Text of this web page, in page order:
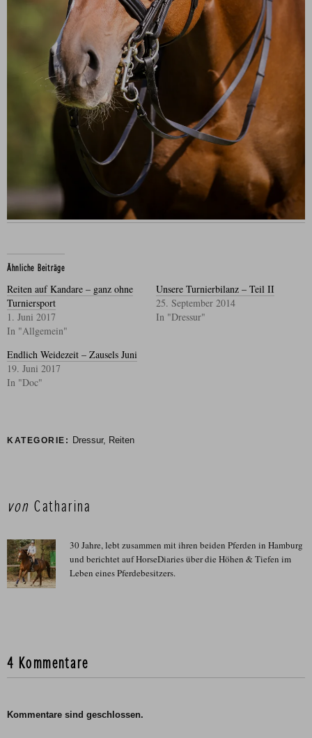
Ähnliche Beiträge
Reiten auf Kandare – ganz ohne
Turniersport
1. Juni 2017
In "Allgemein"
Unsere Turnierbilanz – Teil II
25. September 2014
In "Dressur"
Endlich Weidezeit – Zausels Juni
19. Juni 2017
In "Doc"
KATEGORIE: Dressur, Reiten
vonCatharina
30 Jahre, lebt zusammen mit ihren beiden Pferden in Hamburg
und berichtet auf HorseDiaries über die Höhen & Tiefen im
Leben eines Pferdebesitzers.
4 Kommentare
Kommentare sind geschlossen.